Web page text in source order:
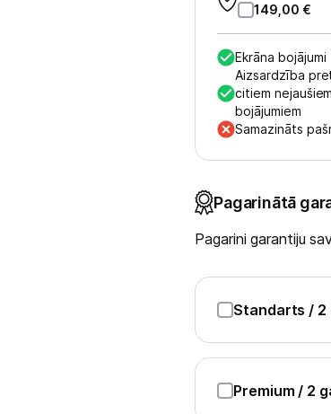
Stacionārie datori un piederumi
Spēļu konsoles un piederumi
Projektori un ekrāni
Telefoni, planšetdatori
149,00 €
Ekrāna bojājumi
Aizsardzība
citiem nejaušiem
bojājumiem
Samazināts
Pagarinātā
Pagarini garantiju
Standarts / 2
Premium / 2